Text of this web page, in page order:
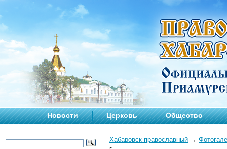
Новости Церковь Общество
Хабаровск православный →